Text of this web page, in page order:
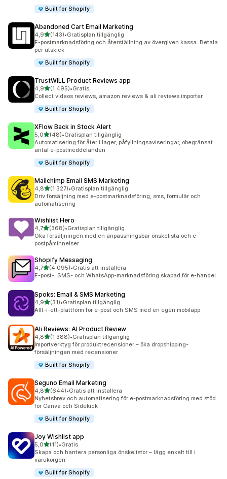
Built for Shopify
Abandoned Cart Email Marketing
4,9av 5 stjärnor
(143)
143 recensioner totalt
•Gratisplan tillgänglig
E-postmarknadsföring och återställning av övergiven kassa. Betala
per utskick
Built for Shopify
TrustWILL Product Reviews app
4,9av 5 stjärnor
(1 495)
1495 recensioner totalt
•Gratis
Collect videos reviews, amazon reviews & ali reviews importer
Built for Shopify
XFlow Back in Stock Alert
5,0av 5 stjärnor
(48)
48 recensioner totalt
•Gratisplan tillgänglig
Automatisering för åter i lager, påfyllningsaviseringar, obegränsat
antal e-postmeddelanden
Built for Shopify
Mailchimp Email SMS Marketing
4,8av 5 stjärnor
(1 327)
1327 recensioner totalt
•Gratisplan tillgänglig
Driv försäljning med e-postmarknadsföring, sms, formulär och
automatisering
Wishlist Hero
4,7av 5 stjärnor
(368)
368 recensioner totalt
•Gratisplan tillgänglig
Öka försäljningen med en anpassningsbar önskelista och e-
postpåminnelser
Shopify Messaging
4,7av 5 stjärnor
(4 095)
4095 recensioner totalt
•Gratis att installera
E-post-, SMS- och WhatsApp-marknadsföring skapad för e-handel
Spoks: Email & SMS Marketing
4,9av 5 stjärnor
(31)
31 recensioner totalt
•Gratisplan tillgänglig
Allt-i-ett-plattform för e-post och SMS med en egen mobilapp
Ali Reviews: AI Product Review
4,8av 5 stjärnor
(1 388)
1388 recensioner totalt
•Gratisplan tillgänglig
Importverktyg för produktrecensioner – öka dropshipping-
försäljningen med recensioner
Built for Shopify
Seguno Email Marketing
4,8av 5 stjärnor
(644)
644 recensioner totalt
•Gratis att installera
Nyhetsbrev och automatisering för e-postmarknadsföring med stöd
för Canva och Sidekick
Built for Shopify
Joy Wishlist app
5,0av 5 stjärnor
(11)
11 recensioner totalt
•Gratis
Skapa och hantera personliga önskelistor – lägg enkelt till i
varukorgen
Built for Shopify